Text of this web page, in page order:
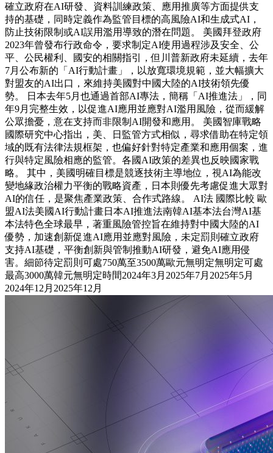
確立政府在AI研發、資料訓練政策、應用推廣等方面提供支
持的基礎，同時定義作為監管目標的高風險AI和生成式AI，
防止技術限制或AI誤用濫用導致的潛在問題。 美國拜登政府
2023年曾發布行政命令，要求制定AI使用過程涉及安全、公
平、公民權利、國安的相關指引，但川普新政府未延續，去年
7月公布新的「AI行動計畫」，以放寬環境規範，並大幅擴大
對盟友的AI出口，來維持美國對中國大陸的AI技術領先優
勢。 日本去年5月也通過首部AI專法，簡稱「AI推進法」，同
年9月完整生效，以促進AI應用並應對AI濫用風險，從而緩解
公眾擔憂，意在支持而非限制AI開發和應用。 美國智庫戰略
國際研究中心指出，美、日監管方式相似，尋求借助在特定領
域的既有法律法規框架，也偏好針對特定產業和應用個案，進
行與特定風險相應的監管。各國AI政策的差異也反映國家戰
略。 其中，美國明確目標是競逐技術主導地位，視AI為能改
變地緣政治權力平衡的戰略資產，日本則優先考慮促進大眾對
AI的信任，是聚焦產業政策、合作式路線。 AI法 國際比較 歐
盟AI法美國AI行動計畫日本AI推進法南韓AI基本法台灣AI基
本法特色全球最早，著重風險管控旨在維持對中國大陸的AI
優勢，加速創新促進AI應用並應對風險，未定罰則確立政府
支持AI基礎，平衡創新與管制推動AI研發，避免AI應用侵
害。細節待定罰則可處750萬至3500萬歐元無明定無明定可處
最高3000萬韓元無明定時間2024年3月2025年7月2025年5月
2024年12月2025年12月